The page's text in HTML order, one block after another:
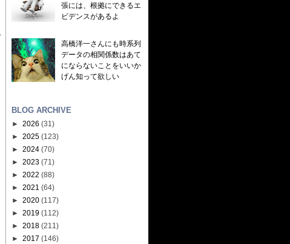
張には、根拠にできるエ
ビデンスがあるよ
高橋洋一さんにも時系列
データの相関係数はあて
にならないことをいいか
げん知って欲しい
BLOG ARCHIVE
► 2026 (31)
► 2025 (123)
► 2024 (70)
► 2023 (71)
► 2022 (88)
► 2021 (64)
► 2020 (117)
► 2019 (112)
► 2018 (211)
► 2017 (146)